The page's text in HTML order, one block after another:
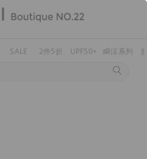
SALE 2件5折 UPF50+ 瞬涼系列